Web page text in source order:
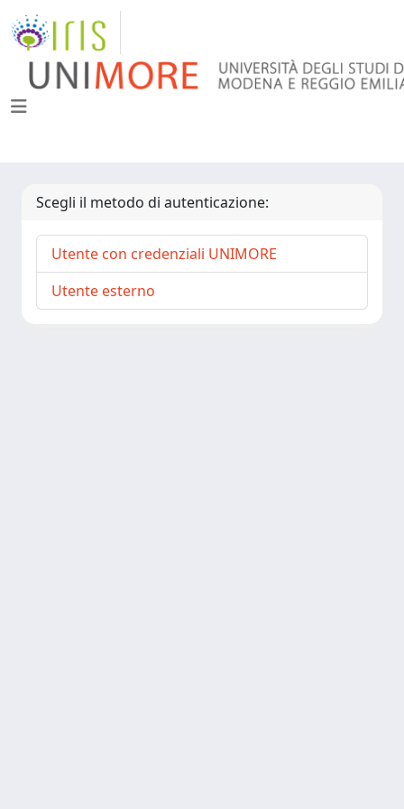
Scegli il metodo di autenticazione:
Utente con credenziali UNIMORE
Utente esterno